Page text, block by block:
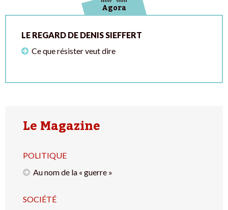
Agora
LE REGARD DE DENIS SIEFFERT
Ce que résister veut dire
Le Magazine
POLITIQUE
Au nom de la « guerre »
SOCIÉTÉ